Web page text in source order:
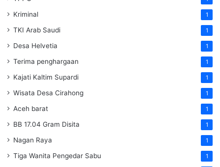
Kriminal 1
TKI Arab Saudi 1
Desa Helvetia 1
Terima penghargaan 1
Kajati Kaltim Supardi 1
Wisata Desa Cirahong 1
Aceh barat 1
BB 17.04 Gram Disita 1
Nagan Raya 1
Tiga Wanita Pengedar Sabu 1